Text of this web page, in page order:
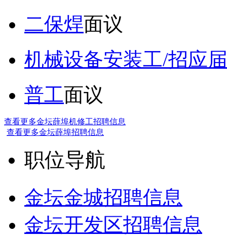
二保焊面议
机械设备安装工/招应
普工面议
查看更多金坛薛埠机修工招聘信息
查看更多金坛薛埠招聘信息
职位导航
金坛金城招聘信息
金坛开发区招聘信息